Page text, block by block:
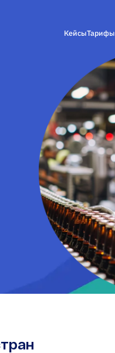
КейсыТарифы